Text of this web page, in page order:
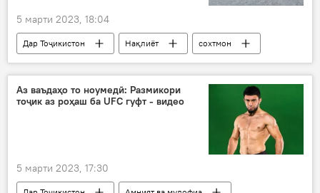
5 марти 2023, 18:04
Дар Тоҷикистон Нақлиёт
сохтмон
ВМКБ
роҳ Дарвоз Рӯшон
Аз ваъдаҳо то ноумедӣ: Размикори
тоҷик аз роҳаш ба UFC гуфт - видео
5 марти 2023, 17:30